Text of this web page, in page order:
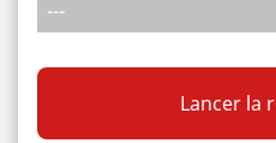
Lancer la